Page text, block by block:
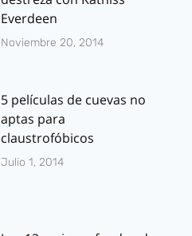
Everdeen
Noviembre 20, 2014
5 películas de cuevas no
aptas para
claustrofóbicos
Julio 1, 2014